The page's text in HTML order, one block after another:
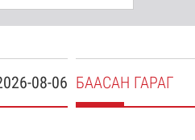
08-06 БААСАН ГАРАГ